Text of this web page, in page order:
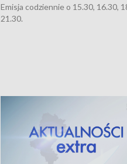
Emisja codziennie o 15.30, 16.30,
21.30.